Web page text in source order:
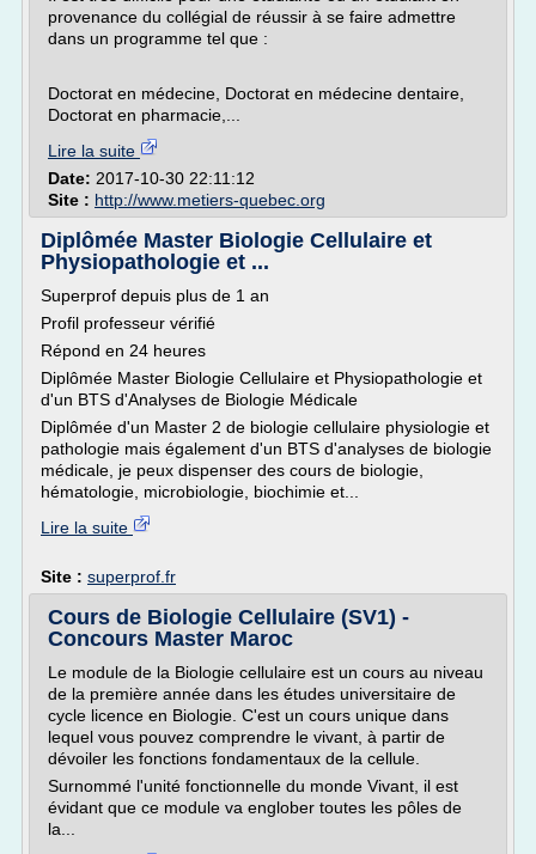
provenance du collégial de réussir à se faire admettre
dans un programme tel que :
Doctorat en médecine, Doctorat en médecine dentaire,
Doctorat en pharmacie,...
Lire la suite
Date: 2017-10-30 22:11:12
Site : http://www.metiers-quebec.org
Diplômée Master Biologie Cellulaire et
Physiopathologie et ...
Superprof depuis plus de 1 an
Profil professeur vérifié
Répond en 24 heures
Diplômée Master Biologie Cellulaire et Physiopathologie et
d'un BTS d'Analyses de Biologie Médicale
Diplômée d'un Master 2 de biologie cellulaire physiologie et
pathologie mais également d'un BTS d'analyses de biologie
médicale, je peux dispenser des cours de biologie,
hématologie, microbiologie, biochimie et...
Lire la suite
Site : superprof.fr
Cours de Biologie Cellulaire (SV1) -
Concours Master Maroc
Le module de la Biologie cellulaire est un cours au niveau
de la première année dans les études universitaire de
cycle licence en Biologie. C'est un cours unique dans
lequel vous pouvez comprendre le vivant, à partir de
dévoiler les fonctions fondamentaux de la cellule.
Surnommé l'unité fonctionnelle du monde Vivant, il est
évidant que ce module va englober toutes les pôles de
la...